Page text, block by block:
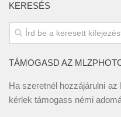
KERESÉS
TÁMOGASD AZ
Ha szeretnél hozzájárulni
kérlek támogass némi